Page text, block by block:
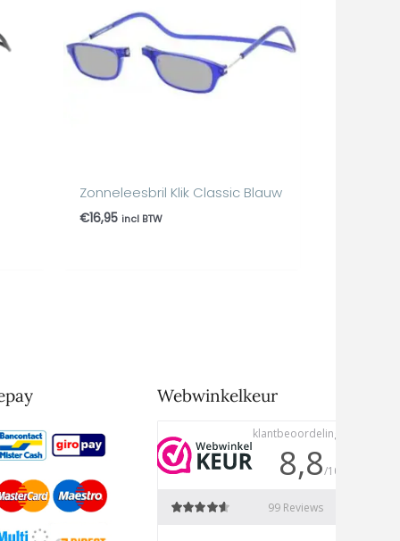
Zonneleesbril Klik Classic Blauw
€16,95 incl BTW
Webwinkelkeur